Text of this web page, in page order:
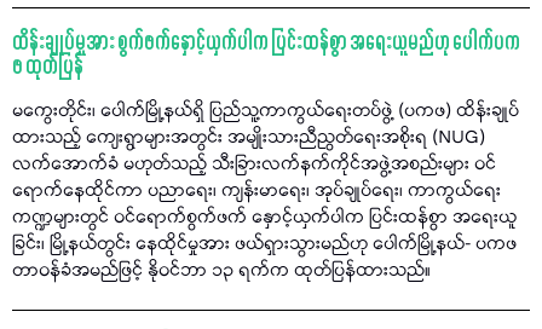
ထိန်းချုပ်မှုအား စွက်ဖက်နှောင့်ယှက်ပါက ပြင်းထန်စွာ အရေးယူမည်ဟု ပေါက်ပက
ဖ ထုတ်ပြန်
မကွေးတိုင်း၊ ပေါက်မြို့နယ်ရှိ ပြည်သူ့ကာကွယ်ရေးတပ်ဖွဲ့ (ပကဖ) ထိန်းချုပ်
ထားသည့် ကျေးရွာများအတွင်း အမျိုးသားညီညွတ်ရေးအစိုးရ (NUG)
လက်အောက်ခံ မဟုတ်သည့် သီးခြားလက်နက်ကိုင်အဖွဲ့အစည်းများ ဝင်
ရောက်နေထိုင်ကာ ပညာရေး၊ ကျန်းမာရေး၊ အုပ်ချုပ်ရေး၊ ကာကွယ်ရေး
ကဏ္ဍများတွင် ဝင်ရောက်စွက်ဖက် နှောင့်ယှက်ပါက ပြင်းထန်စွာ အရေးယူ
ခြင်း၊ မြို့နယ်တွင်း နေထိုင်မှုအား ဖယ်ရှားသွားမည်ဟု ပေါက်မြို့နယ်- ပကဖ
တာဝန်ခံအမည်ဖြင့် နိုဝင်ဘာ ၁၃ ရက်က ထုတ်ပြန်ထားသည်။